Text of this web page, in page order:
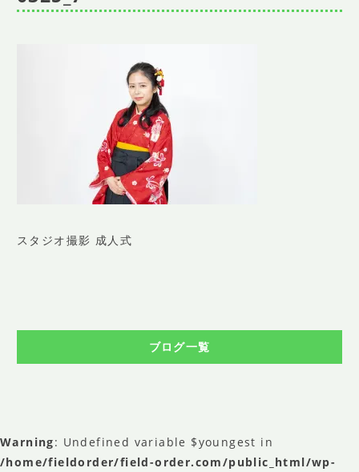
SHOP INFO
店舗情報
CONCEPT
コンセプト
お問い合わせ
プライバシーポリシー
スタジオ撮影 成人式
ブログ一覧
Warning: Undefined variable $youngest in
/home/fieldorder/field-order.com/public_html/wp-